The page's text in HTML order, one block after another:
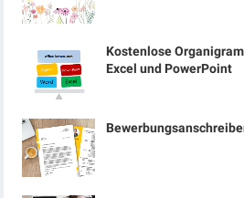
Kostenlose
Excel und PowerPoint